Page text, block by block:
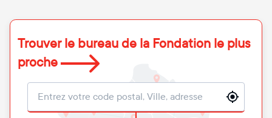
Trouver le bureau de la Fondation le plus
proche
Localisation